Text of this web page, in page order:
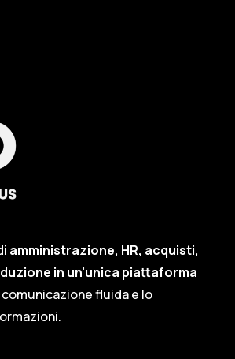
amministrazione, HR, acquisti,
in un'unica piattaforma
fluida e lo